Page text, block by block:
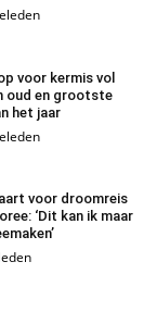
voor kermis vol
oud en grootste
het jaar
voor droomreis
‘Dit kan ik maar